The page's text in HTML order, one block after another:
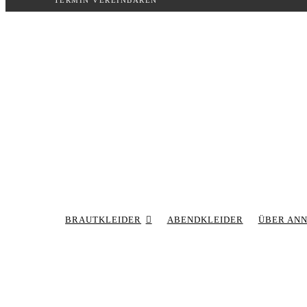
Inhalt
BRAUTKLEIDER ABENDKLEIDER ÜBER